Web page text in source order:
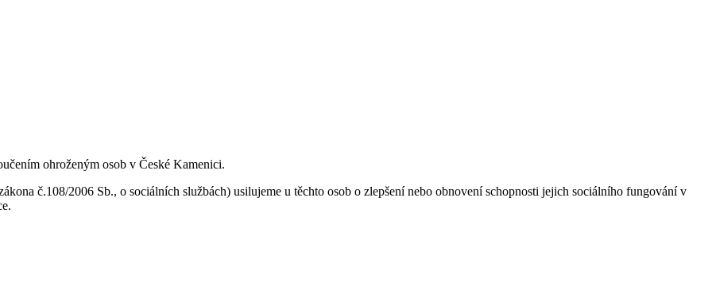
ohroženým osob v České Kamenici.
č.108/2006 Sb., o sociálních službách) usilujeme u těchto osob o zlepšení nebo obnovení schopnosti jejich sociálního fungování v